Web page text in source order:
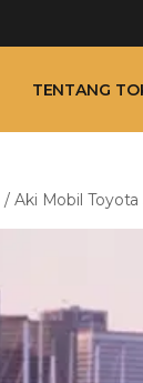
TENTANG
/ Aki Mobil